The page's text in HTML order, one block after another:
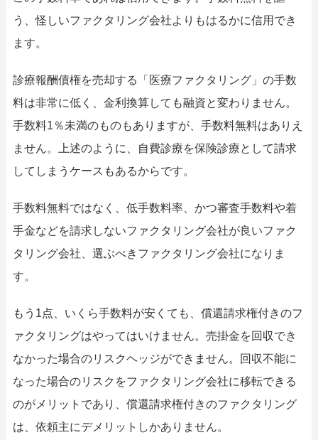
う、怪しいファクタリング会社よりもはるかに信用でき
ます。
診療報酬債権を売却する「医療ファクタリング」の手数
料は非常に低く、金利換算しても融資と変わりません。
手数料1％未満のものもありますが、手数料無料はありえ
ません。上述のように、自費診療を保険診療として請求
してしまうケースもあるからです。
手数料無料ではなく、低手数料率、かつ審査手数料や着
手金などを請求しないファクタリング会社が良いファク
タリング会社、選ぶべきファクタリング会社になりま
す。
もう1点、いくら手数料が安くても、償還請求権付きのフ
ァクタリングはやってはいけません。売掛金を回収でき
なかった場合のリスクヘッジができません。回収不能に
なった場合のリスクをファクタリング会社に移転できる
のがメリットであり、償還請求権付きのファクタリング
は、依頼主にデメリットしかありません。